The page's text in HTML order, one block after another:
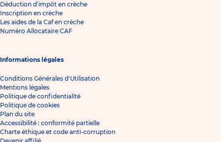
Déduction d'impôt en crèche
Inscription en crèche
Les aides de la Caf en crèche
Numéro Allocataire CAF
Informations légales
Conditions Générales d'Utilisation
Mentions légales
Politique de confidentialité
Politique de cookies
Plan du site
Accessibilité : conformité partielle
Charte éthique et code anti-corruption